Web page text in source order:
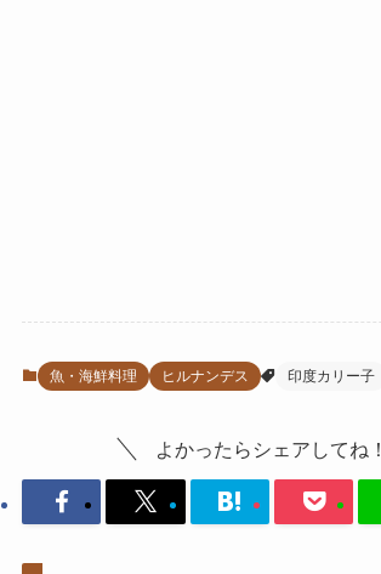
魚・海鮮料理 ヒルナンデス 印度カリー子
よかったらシェアしてね！